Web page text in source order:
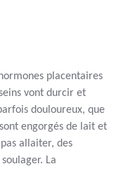
placentaires
vont durcir et
douloureux, que
engorgés de lait et
allaiter, des
La